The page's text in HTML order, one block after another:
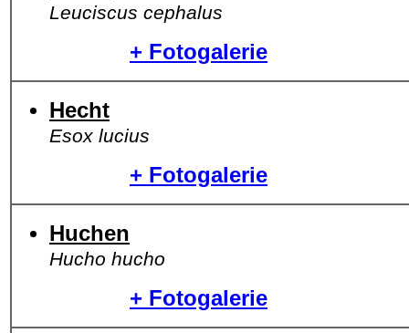
Leuciscus cephalus
+ Fotogalerie
Hecht
Esox lucius
+ Fotogalerie
Huchen
Hucho hucho
+ Fotogalerie